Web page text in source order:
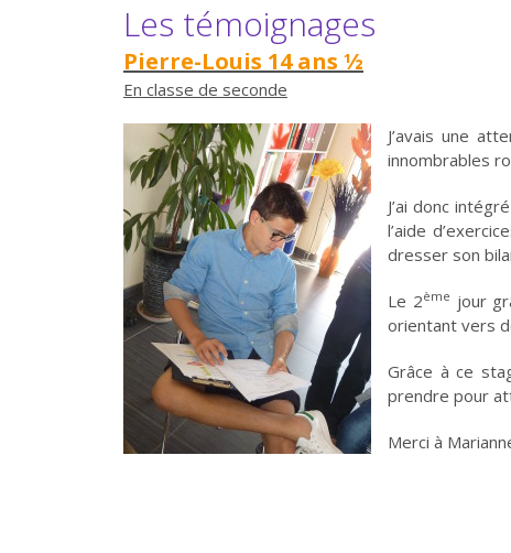
Les témoignages
Pierre-Louis 14 ans ½
En classe de seconde
J’avais une
innombrables
J’ai donc
l’aide
dresser son
Le 2ème jour
orientant vers
Grâce à ce
prendre pour
Merci à